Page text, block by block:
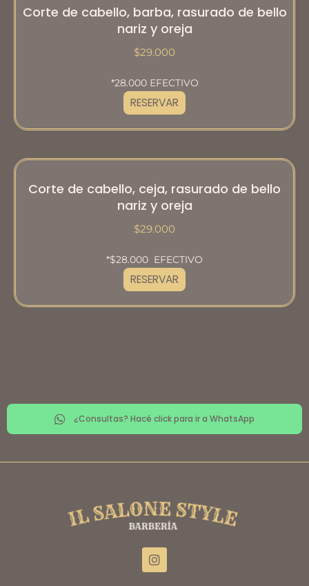
Corte de cabello, barba, rasurado de bello
nariz y oreja
$29.000
*28.000 EFECTIVO
RESERVAR
Corte de cabello, ceja, rasurado de bello
nariz y oreja
$29.000
*$28.000 EFECTIVO
RESERVAR
¿Consultas? Hacé click para ir a WhatsApp
I
n